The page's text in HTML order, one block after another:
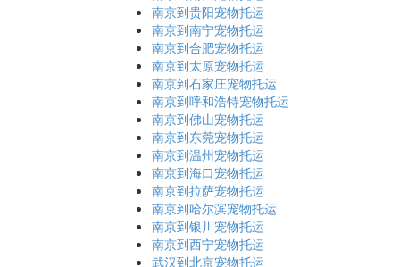
南京到贵阳宠物托运
南京到南宁宠物托运
南京到合肥宠物托运
南京到太原宠物托运
南京到石家庄宠物托运
南京到呼和浩特宠物托运
南京到佛山宠物托运
南京到东莞宠物托运
南京到温州宠物托运
南京到海口宠物托运
南京到拉萨宠物托运
南京到哈尔滨宠物托运
南京到银川宠物托运
南京到西宁宠物托运
武汉到北京宠物托运